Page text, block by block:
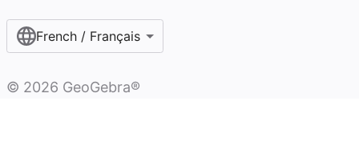
French / Français‎
© 2026 GeoGebra®